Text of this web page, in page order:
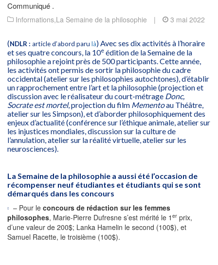
Communiqué .
Informations,La Semaine de la philosophie | 3 mai 2022
(NDLR : article d’abord paru là) Avec ses dix activités à l’horaire
et ses quatre concours, la 10e édition de la Semaine de la
philosophie a rejoint près de 500 participants. Cette année,
les activités ont permis de sortir la philosophie du cadre
occidental (atelier sur les philosophies autochtones), d’établir
un rapprochement entre l’art et la philosophie (projection et
discussion avec le réalisateur du court-métrage Donc,
Socrate est mortel, projection du film Mementoau Théâtre,
atelier sur les Simpson), et d’aborder philosophiquement des
enjeux d’actualité (conférence sur l’éthique animale, atelier sur
les injustices mondiales, discussion sur la culture de
l’annulation, atelier sur la réalité virtuelle, atelier sur les
neurosciences).
La Semaine de la philosophie a aussi été l’occasion de
récompenser neuf étudiantes et étudiants qui se sont
démarqués dans les concours
– Pour le concours de rédaction sur les femmes
philosophes, Marie-Pierre Dufresne s’est mérité le 1 er prix,
d’une valeur de 200$; Lanka Hamelin le second (100$), et
Samuel Racette, le troisième (100$).